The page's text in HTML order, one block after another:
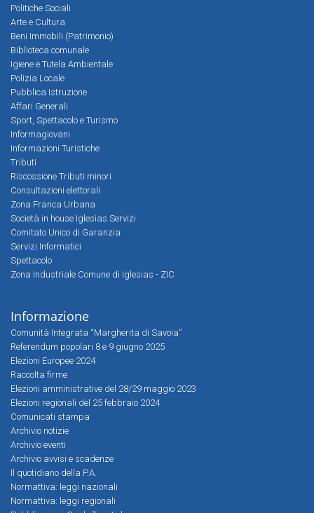
Politiche Sociali
Arte e Cultura
Beni Immobili (Patrimonio)
Biblioteca comunale
Igiene e Tutela Ambientale
Polizia Locale
Pubblica Istruzione
Affari Generali
Sport, Spettacolo e Turismo
Informagiovani
Informazioni Turistiche
Tributi
Riscossione Tributi minori
Consultazioni elettorali
Zona Franca Urbana
Società in house Iglesias Servizi
Comitato Unico di Garanzia
Servizi Informatici
Spettacolo
Zona Industriale Comune di Iglesias - ZIC
Informazione
Comunità Integrata “Margherita di Savoia”
Referendum popolari 8 e 9 giugno 2025
Elezioni Europee 2024
Raccolta firme
Elezioni amministrative del 28/29 maggio 2023
Elezioni regionali del 25 febbraio 2024
Comunicati stampa
Archivio notizie
Archivio eventi
Archivio avvisi e scadenze
Il quotidiano della P.A.
Normattiva: leggi nazionali
Normattiva: leggi regionali